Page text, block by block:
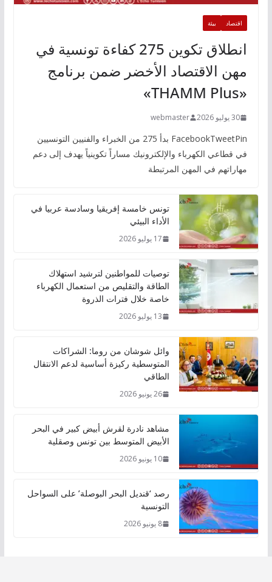
اقتصاد بيئة
انطلاق تكوين 275 كفاءة تونسية في
مهن الاقتصاد الأخضر ضمن برنامج
«THAMM Plus»
30 يوليو 2026 webmaster
FacebookTweetPin بدأ 275 من الخبراء والفنيين التونسيين
في قطاعي الكهرباء والإلكترونيك مساراً تكوينياً يهدف إلى دعم
مهاراتهم في المهن المرتبطة
تونس خامسة إفريقيا وسادسة عربيا في
الأداء البيئي
17 يوليو 2026
توصيات للمواطنين لترشيد استهلاك
الطاقة والتقليص من استعمال الكهرباء
خاصة خلال فترات الذروة
13 يوليو 2026
وائل شوشان من روما: الشراكات
المتوسطية ركيزة أساسية لدعم الانتقال
الطاقي
26 يونيو 2026
مشاهد نادرة لقرش أبيض كبير في البحر
الأبيض المتوسط بين تونس وصقلية
10 يونيو 2026
رصد ‘قنديل البحر البوصلة’ على السواحل
التونسية
8 يونيو 2026